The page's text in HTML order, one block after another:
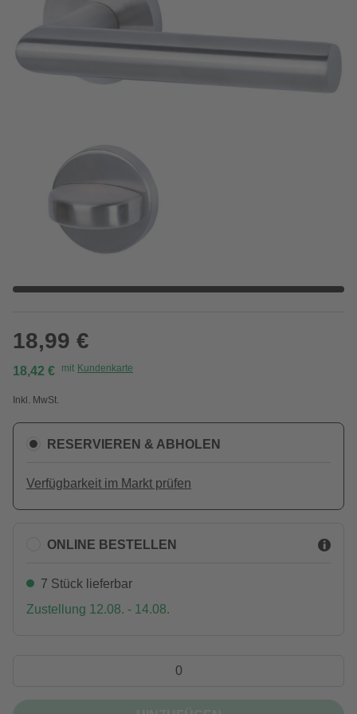
18,99 €
18,42 € mit Kundenkarte
Inkl. MwSt.
RESERVIEREN & ABHOLEN
Verfügbarkeit im Markt prüfen
ONLINE BESTELLEN
7 Stück lieferbar
Zustellung 12.08. - 14.08.